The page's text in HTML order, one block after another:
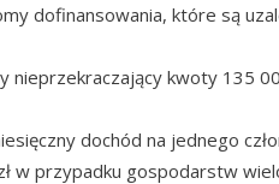
dofinansowania, które są
kwoty 135
dochód na jednego
w przypadku gospodarstw